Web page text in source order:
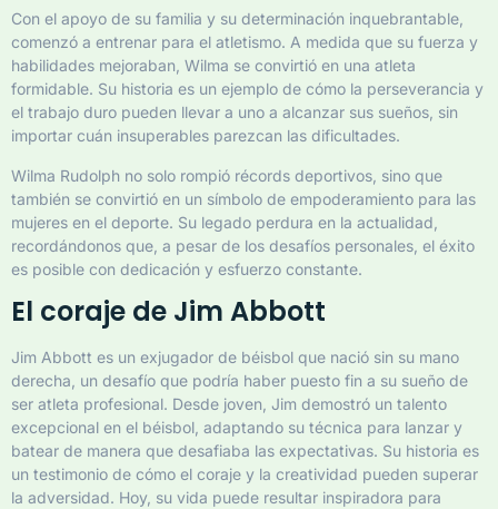
Con el apoyo de su familia y su determinación inquebrantable,
comenzó a entrenar para el atletismo. A medida que su fuerza y
habilidades mejoraban, Wilma se convirtió en una atleta
formidable. Su historia es un ejemplo de cómo la perseverancia y
el trabajo duro pueden llevar a uno a alcanzar sus sueños, sin
importar cuán insuperables parezcan las dificultades.
Wilma Rudolph no solo rompió récords deportivos, sino que
también se convirtió en un símbolo de empoderamiento para las
mujeres en el deporte. Su legado perdura en la actualidad,
recordándonos que, a pesar de los desafíos personales, el éxito
es posible con dedicación y esfuerzo constante.
El coraje de Jim Abbott
Jim Abbott es un exjugador de béisbol que nació sin su mano
derecha, un desafío que podría haber puesto fin a su sueño de
ser atleta profesional. Desde joven, Jim demostró un talento
excepcional en el béisbol, adaptando su técnica para lanzar y
batear de manera que desafiaba las expectativas. Su historia es
un testimonio de cómo el coraje y la creatividad pueden superar
la adversidad. Hoy, su vida puede resultar inspiradora para